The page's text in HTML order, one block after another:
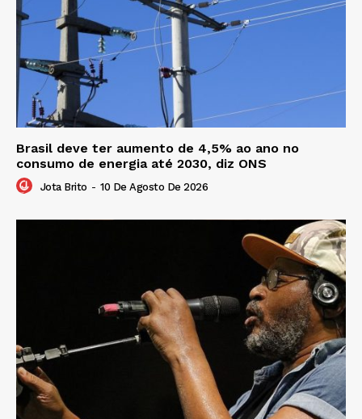
Brasil deve ter aumento de 4,5% ao ano no
consumo de energia até 2030, diz ONS
Jota Brito - 10 De Agosto De 2026